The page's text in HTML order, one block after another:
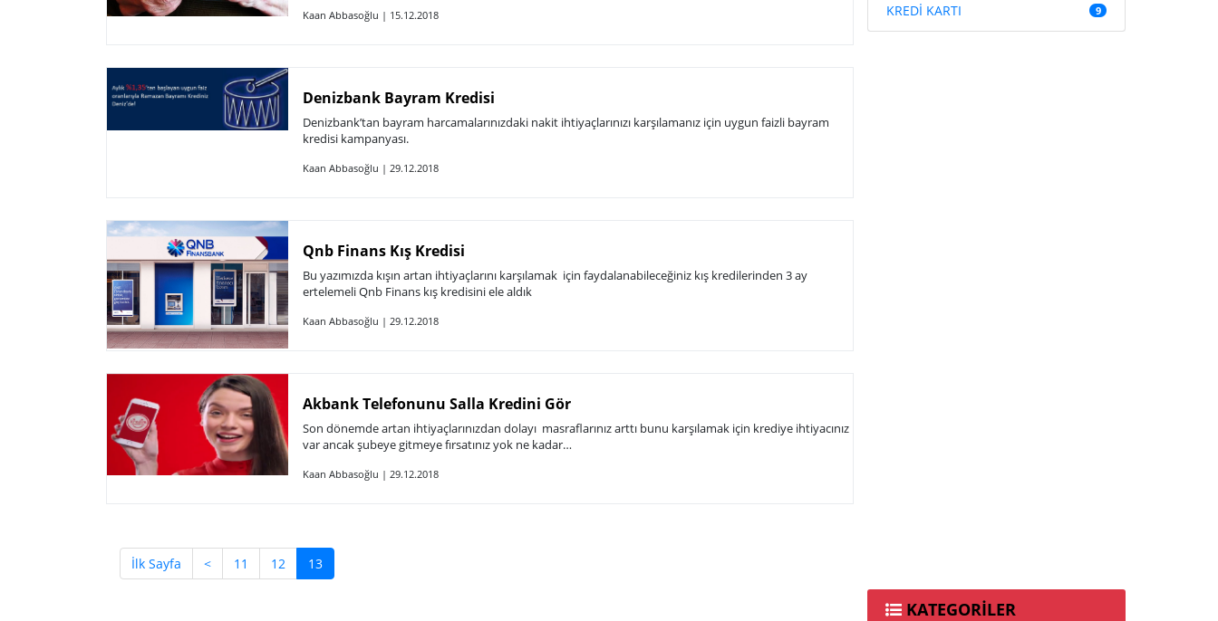
Kaan Abbasoğlu | 15.12.2018
Denizbank Bayram Kredisi
Denizbank’tan bayram harcamalarınızdaki nakit ihtiyaçlarınızı karşılamanız için uygun faizli bayram
kredisi kampanyası.
Kaan Abbasoğlu | 29.12.2018
Qnb Finans Kış Kredisi
Bu yazımızda kışın artan ihtiyaçlarını karşılamak için faydalanabileceğiniz kış kredilerinden 3 ay
ertelemeli Qnb Finans kış kredisini ele aldık
Kaan Abbasoğlu | 29.12.2018
Akbank Telefonunu Salla Kredini Gör
Son dönemde artan ihtiyaçlarınızdan dolayı masraflarınız arttı bunu karşılamak için krediye ihtiyacınız
var ancak şubeye gitmeye fırsatınız yok ne kadar…
Kaan Abbasoğlu | 29.12.2018
İlk Sayfa < 11 12 13(current)
KREDİ KARTI 9
KATEGORİLER